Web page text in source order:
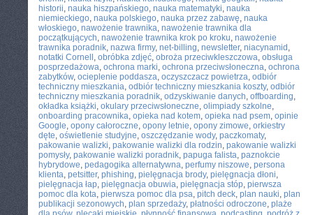
historii, nauka hiszpańskiego, nauka matematyki, nauka
niemieckiego, nauka polskiego, nauka przez zabawę, nauka
włoskiego, nawożenie trawnika, nawożenie trawnika dla
początkujących, nawożenie trawnika krok po kroku, nawożenie
trawnika poradnik, nazwa firmy, net-billing, newsletter, niacynamid ,
notatki Cornell , obróbka zdjęć, obroża przeciwkleszczowa, obsługa
posprzedażowa, ochrona marki, ochrona przeciwsłoneczna, ochrona
zabytków, ocieplenie poddasza, oczyszczacz powietrza, odbiór
techniczny mieszkania, odbiór techniczny mieszkania koszty, odbiór
techniczny mieszkania poradnik, odzyskiwanie danych, offboarding,
okładka książki, okulary przeciwsłoneczne, olimpiady szkolne,
onboarding pracownika, opieka nad kotem, opieka nad psem, opinie
Google, opony całoroczne, opony letnie, opony zimowe, orkiestry
dęte, oświetlenie studyjne, oszczędzanie wody, paczkomaty,
pakowanie walizki, pakowanie walizki dla rodzin, pakowanie walizki
pomysły, pakowanie walizki poradnik, papuga falista, paznokcie
hybrydowe, pedagogika alternatywna, perfumy niszowe, persona
klienta, petsitter, phishing, pielęgnacja brody, pielęgnacja dłoni,
pielęgnacja łap, pielęgnacja obuwia, pielęgnacja stóp, pierwsza
pomoc dla kota, pierwsza pomoc dla psa, pitch deck, plan nauki, plan
publikacji sezonowych, plan sprzedaży, płatności odroczone, plaże